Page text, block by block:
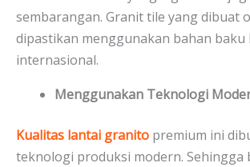
sembarangan. Granit tile yang dibuat
dipastikan menggunakan bahan baku
internasional.
Menggunakan Teknologi
Kualitas lantai granito premium ini
teknologi produksi modern. Sehingga